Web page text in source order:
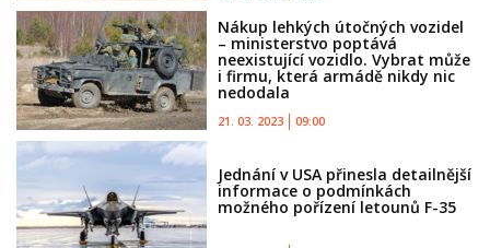
Nákup lehkých útočných vozidel
– ministerstvo poptává
neexistující vozidlo. Vybrat může
i firmu, která armádě nikdy nic
nedodala
21. 03. 2023 09:00
Jednání v USA přinesla detailnější
informace o podmínkách
možného pořízení letounů F-35